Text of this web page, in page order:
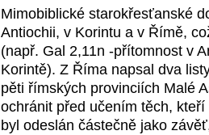
Mimobiblické starokřesťanské
Antiochii, v Korintu a v Římě,
(např. Gal 2,11n -přítomnost v
Korintě). Z Říma napsal dva
pěti římských provinciích Malé
ochránit před učením těch,
byl odeslán částečně jako